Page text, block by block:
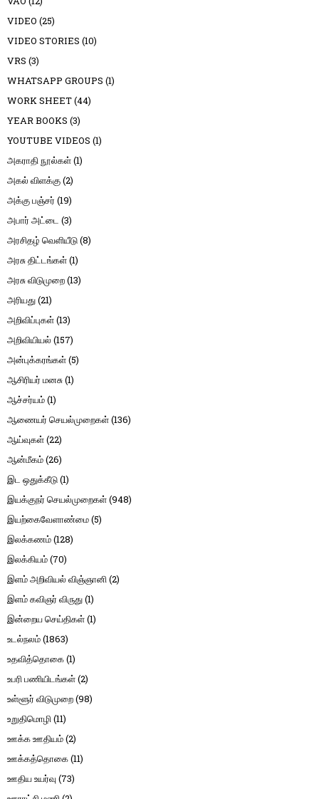
VIDEO (25)
VIDEO STORIES (10)
VRS (3)
WHATSAPP GROUPS (1)
WORK SHEET(44)
YEAR BOOKS (3)
YOUTUBE VIDEOS (1)
அகராதி நூல்கள்(1)
அகல் விளக்கு(2)
அக்கு பஞ்சர் (19)
அபார் அட்டை (3)
அரசிதழ் வெளியீடு(8)
அரசு திட்டங்கள்(1)
அரசு விடுமுறை(13)
அரியது(21)
அறிவிப்புகள்(13)
அறிவியியல் (157)
அன்புக்கரங்கள்(5)
ஆசிரியர் மனசு(1)
ஆச்சர்யம்(1)
ஆணையர் செயல்முறைகள்(136)
ஆய்வுகள்(22)
ஆன்மீகம்(26)
இட ஒதுக்கீடு(1)
இயக்குநர் செயல்முறைகள்(948)
இயற்கைவேளாண்மை(5)
இலக்கணம்(128)
இலக்கியம்(70)
இளம் அறிவியல் விஞ்ஞானி(2)
இளம் கவிஞர் விருது(1)
இன்றைய செய்திகள்(1)
உடல்நலம்(1863)
உதவித்தொகை(1)
உபரி பணியிடங்கள்(2)
உள்ளூர் விடுமுறை(98)
உறுதிமொழி(11)
ஊக்க ஊதியம்(2)
ஊக்கத்தொகை(11)
ஊதிய உயர்வு (73)